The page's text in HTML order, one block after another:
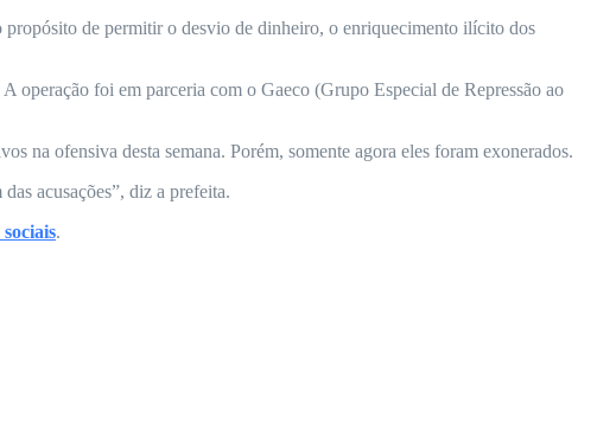
propósito de permitir o desvio de dinheiro, o enriquecimento ilícito dos
operação foi em parceria com o Gaeco (Grupo Especial de Repressão ao
na ofensiva desta semana. Porém, somente agora eles foram exonerados.
acusações”, diz a prefeita.
sociais.